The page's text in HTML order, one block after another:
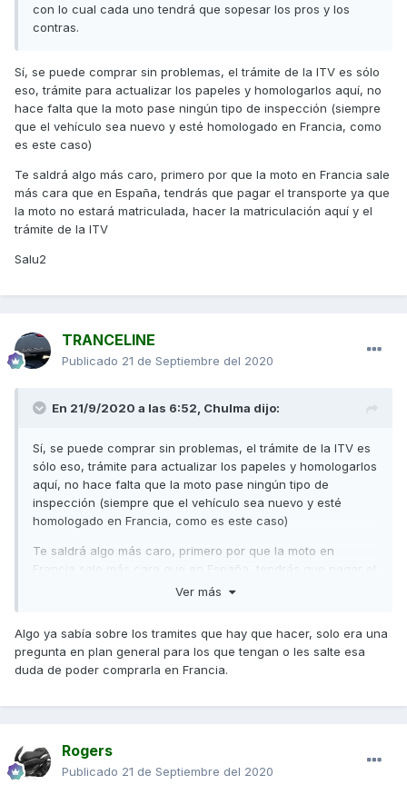
con lo cual cada uno tendrá que sopesar los pros y los
contras.
Sí, se puede comprar sin problemas, el trámite de la ITV es sólo
eso, trámite para actualizar los papeles y homologarlos aquí, no
hace falta que la moto pase ningún tipo de inspección (siempre
que el vehículo sea nuevo y esté homologado en Francia, como
es este caso)
Te saldrá algo más caro, primero por que la moto en Francia sale
más cara que en España, tendrás que pagar el transporte ya que
la moto no estará matriculada, hacer la matriculación aquí y el
trámite de la ITV
Salu2
TRANCELINE
Publicado 21 de Septiembre del 2020
En 21/9/2020 a las 6:52, Chulma dijo:
Sí, se puede comprar sin problemas, el trámite de la ITV es
sólo eso, trámite para actualizar los papeles y homologarlos
aquí, no hace falta que la moto pase ningún tipo de
inspección (siempre que el vehículo sea nuevo y esté
homologado en Francia, como es este caso)
Te saldrá algo más caro, primero por que la moto en
Francia sale más cara que en España, tendrás que pagar el
transporte ya que la moto no estará matriculada, hacer la
Salu2
Ver más
Algo ya sabía sobre los tramites que hay que hacer, solo era una
pregunta en plan general para los que tengan o les salte esa
duda de poder comprarla en Francia.
Rogers
Publicado 21 de Septiembre del 2020